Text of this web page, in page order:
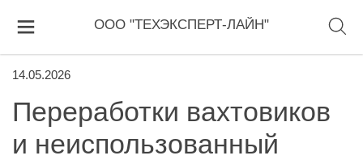
ООО "ТЕХЭКСПЕРТ-ЛАЙН"
14.05.2026
Переработки вахтовиков
и неиспользованный